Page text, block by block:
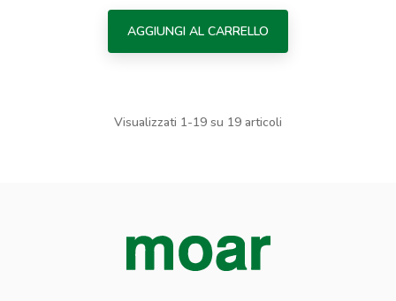
AGGIUNGI AL CARRELLO
Visualizzati 1-19 su 19 articoli